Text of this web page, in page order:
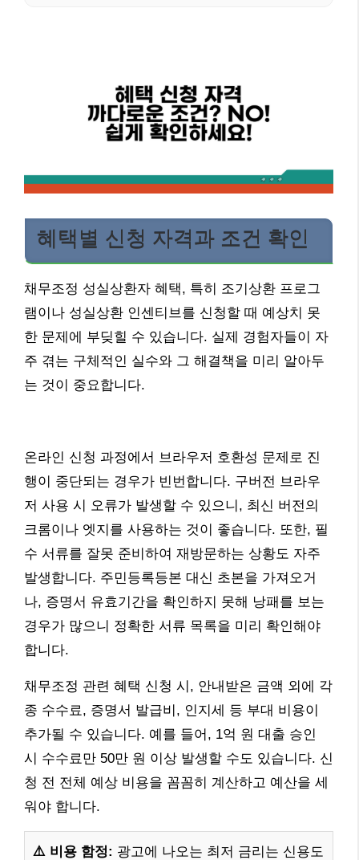
혜택별 신청 자격과 조건 확인
채무조정 성실상환자 혜택, 특히 조기상환 프로그
램이나 성실상환 인센티브를 신청할 때 예상치 못
한 문제에 부딪힐 수 있습니다. 실제 경험자들이 자
주 겪는 구체적인 실수와 그 해결책을 미리 알아두
는 것이 중요합니다.
온라인 신청 과정에서 브라우저 호환성 문제로 진
행이 중단되는 경우가 빈번합니다. 구버전 브라우
저 사용 시 오류가 발생할 수 있으니, 최신 버전의
크롬이나 엣지를 사용하는 것이 좋습니다. 또한, 필
수 서류를 잘못 준비하여 재방문하는 상황도 자주
발생합니다. 주민등록등본 대신 초본을 가져오거
나, 증명서 유효기간을 확인하지 못해 낭패를 보는
경우가 많으니 정확한 서류 목록을 미리 확인해야
합니다.
채무조정 관련 혜택 신청 시, 안내받은 금액 외에 각
종 수수료, 증명서 발급비, 인지세 등 부대 비용이
추가될 수 있습니다. 예를 들어, 1억 원 대출 승인
시 수수료만 50만 원 이상 발생할 수도 있습니다. 신
청 전 전체 예상 비용을 꼼꼼히 계산하고 예산을 세
워야 합니다.
⚠️ 비용 함정: 광고에 나오는 최저 금리는 신용도